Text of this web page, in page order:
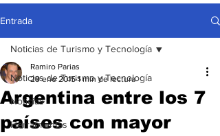
Entrada
Noticias de Turismo y Tecnología
Noticias
Herramientas
Noticias de Turismo y Tecnología
Argentina entre los 7
países con mayor
Ramiro Parias
29 ene 2015 1 min de lectura